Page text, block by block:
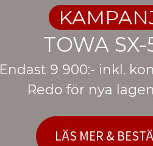
TOWA SX-
Endast 9 900:- inkl.
Redo för nya
LÄS MER &